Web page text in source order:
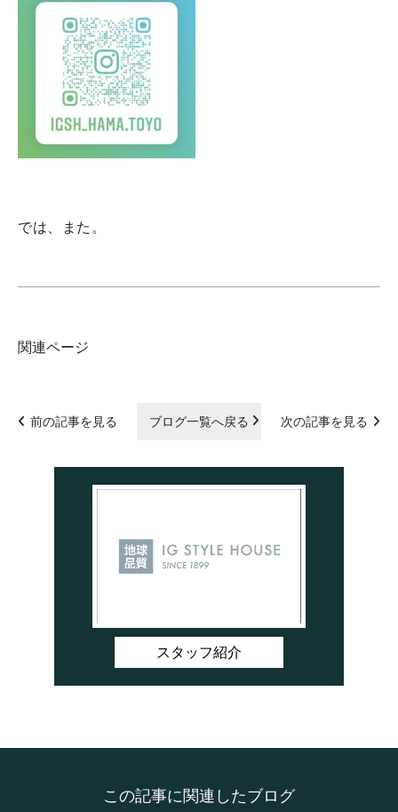
では、また。
関連ページ
前の記事を見る ブログ一覧へ戻る 次の記事を見る
スタッフ紹介
この記事に関連したブログ